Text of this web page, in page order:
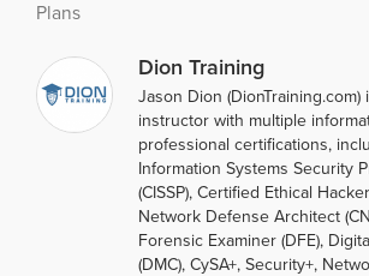
Plans
Dion Training
Jason Dion
instructor with multiple
professional certifications,
Information Systems Security
(CISSP), Certified Ethical
Network Defense Architect
Forensic Examiner (DFE),
(DMC), CySA+, Security+,